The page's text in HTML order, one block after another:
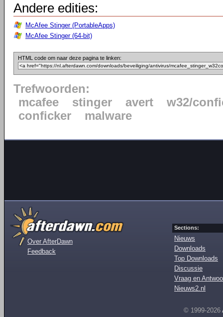
Andere edities:
McAfee Stinger (PortableApps)
McAfee Stinger (64-bit)
HTML code om naar deze pagina te linken:
Trefwoorden:
mcafee
stinger avert
w32/
conficker
malware
Over AfterDawn
Feedback
Sections:
Nieuws
Downloads
Top Downloads
Discussie
Vraag en
Nieuws2.nl
© 1999-2026